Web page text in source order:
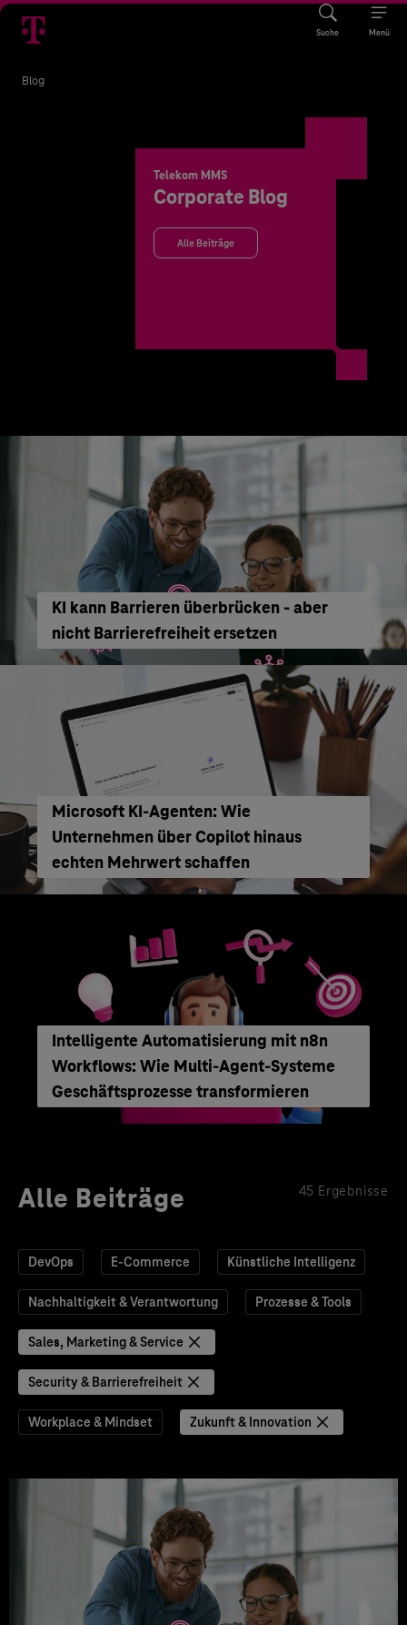
Suche Menü
Blog
Telekom MMS
Corporate Blog
Alle Beiträge
KI kann Barrieren überbrücken - aber
nicht Barrierefreiheit ersetzen
Microsoft KI-Agenten: Wie
Unternehmen über Copilot hinaus
echten Mehrwert schaffen
Intelligente Automatisierung mit n8n
Workflows: Wie Multi-Agent-Systeme
Geschäftsprozesse transformieren
Alle Beiträge 45 Ergebnisse
DevOps E-Commerce Künstliche Intelligenz
Nachhaltigkeit & Verantwortung Prozesse & Tools
Sales, Marketing & Service
Security & Barrierefreiheit
Workplace & Mindset Zukunft & Innovation